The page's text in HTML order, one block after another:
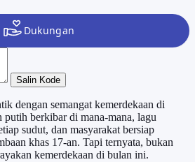
Salin Kode
dengan semangat kemerdekaan di
putih berkibar di mana-mana, lagu
sudut, dan masyarakat bersiap
khas 17-an. Tapi ternyata, bukan
kemerdekaan di bulan ini.